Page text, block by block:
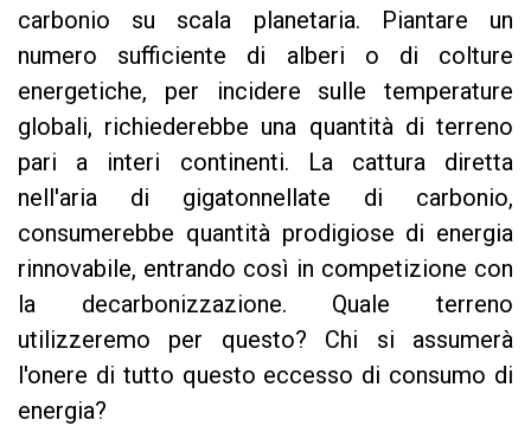
carbonio su scala planetaria. Piantare un
numero sufficiente di alberi o di colture
energetiche, per incidere sulle temperature
globali, richiederebbe una quantità di terreno
pari a interi continenti. La cattura diretta
nell'aria di gigatonnellate di carbonio,
consumerebbe quantità prodigiose di energia
rinnovabile, entrando così in competizione con
la decarbonizzazione. Quale terreno
utilizzeremo per questo? Chi si assumerà
l'onere di tutto questo eccesso di consumo di
energia?